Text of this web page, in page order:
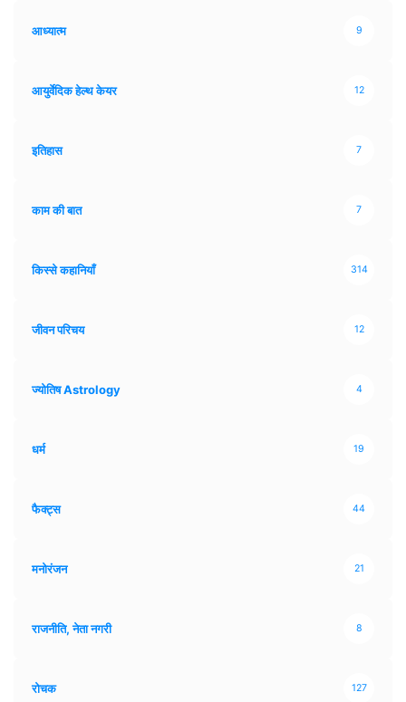
आध्यात्म 9
आयुर्वेदिक हेल्थ केयर 12
इतिहास 7
काम की बात 7
किस्से कहानियाँ 314
जीवन परिचय 12
ज्योतिष Astrology 4
धर्म 19
फैक्ट्स 44
मनोरंजन 21
राजनीति, नेता नगरी 8
रोचक 127